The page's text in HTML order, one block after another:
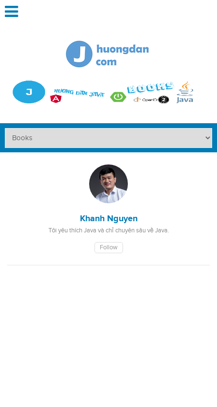
Khanh Nguyen
Tôi yêu thích Java và chỉ chuyên sâu về Java.
Follow